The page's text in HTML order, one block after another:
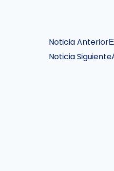
Noticia Anterior
Noticia Siguiente